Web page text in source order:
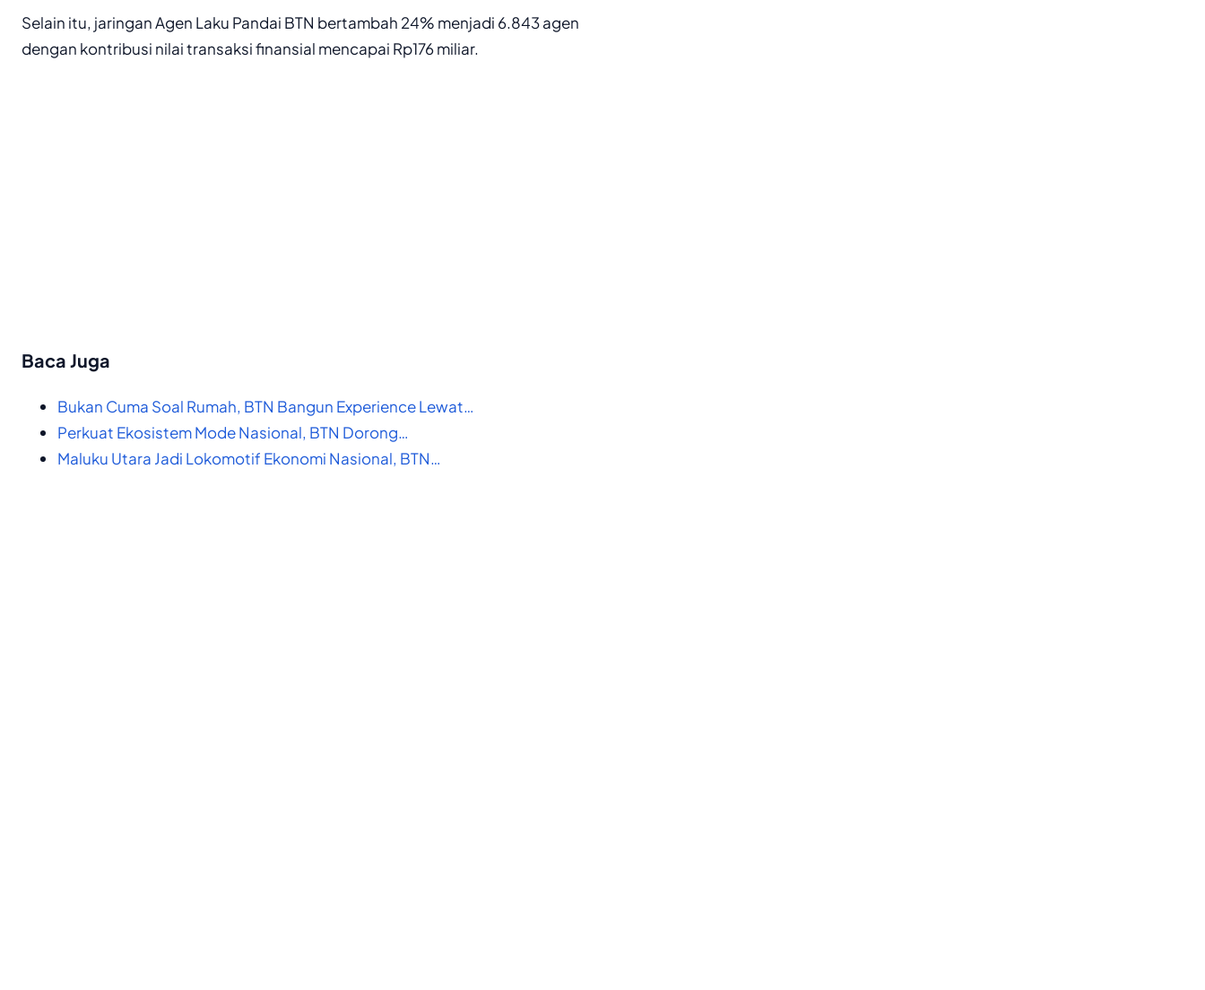
Selain itu, jaringan Agen Laku Pandai BTN bertambah 24% menjadi 6.843 agen
dengan kontribusi nilai transaksi finansial mencapai Rp176 miliar.
Baca Juga
Bukan Cuma Soal Rumah, BTN Bangun Experience Lewat…
Perkuat Ekosistem Mode Nasional, BTN Dorong…
Maluku Utara Jadi Lokomotif Ekonomi Nasional, BTN…